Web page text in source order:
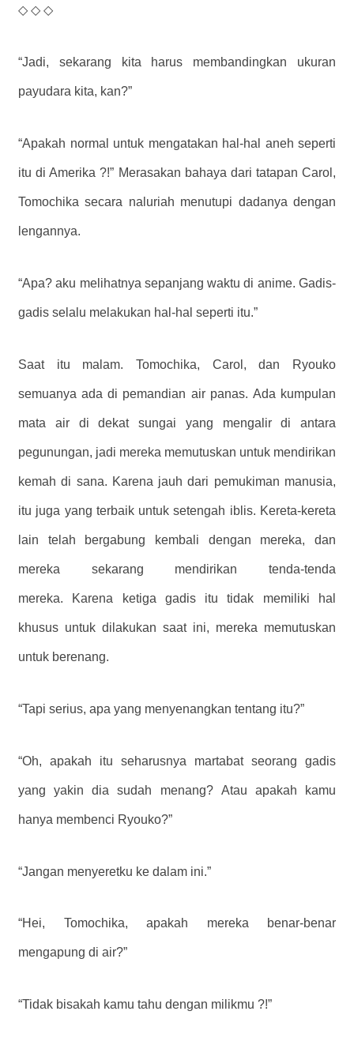
◇ ◇ ◇
“Jadi, sekarang kita harus membandingkan ukuran
payudara kita, kan?”
“Apakah normal untuk mengatakan hal-hal aneh seperti
itu di Amerika ?!” Merasakan bahaya dari tatapan Carol,
Tomochika secara naluriah menutupi dadanya dengan
lengannya.
“Apa? aku melihatnya sepanjang waktu di anime. Gadis-
gadis selalu melakukan hal-hal seperti itu.”
Saat itu malam. Tomochika, Carol, dan Ryouko
semuanya ada di pemandian air panas. Ada kumpulan
mata air di dekat sungai yang mengalir di antara
pegunungan, jadi mereka memutuskan untuk mendirikan
kemah di sana. Karena jauh dari pemukiman manusia,
itu juga yang terbaik untuk setengah iblis. Kereta-kereta
lain telah bergabung kembali dengan mereka, dan
mereka sekarang mendirikan tenda-tenda
mereka. Karena ketiga gadis itu tidak memiliki hal
khusus untuk dilakukan saat ini, mereka memutuskan
untuk berenang.
“Tapi serius, apa yang menyenangkan tentang itu?”
“Oh, apakah itu seharusnya martabat seorang gadis
yang yakin dia sudah menang? Atau apakah kamu
hanya membenci Ryouko?”
“Jangan menyeretku ke dalam ini.”
“Hei, Tomochika, apakah mereka benar-benar
mengapung di air?”
“Tidak bisakah kamu tahu dengan milikmu ?!”